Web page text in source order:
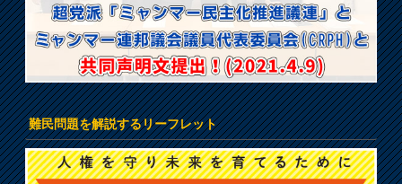
難民問題を解説するリーフレット